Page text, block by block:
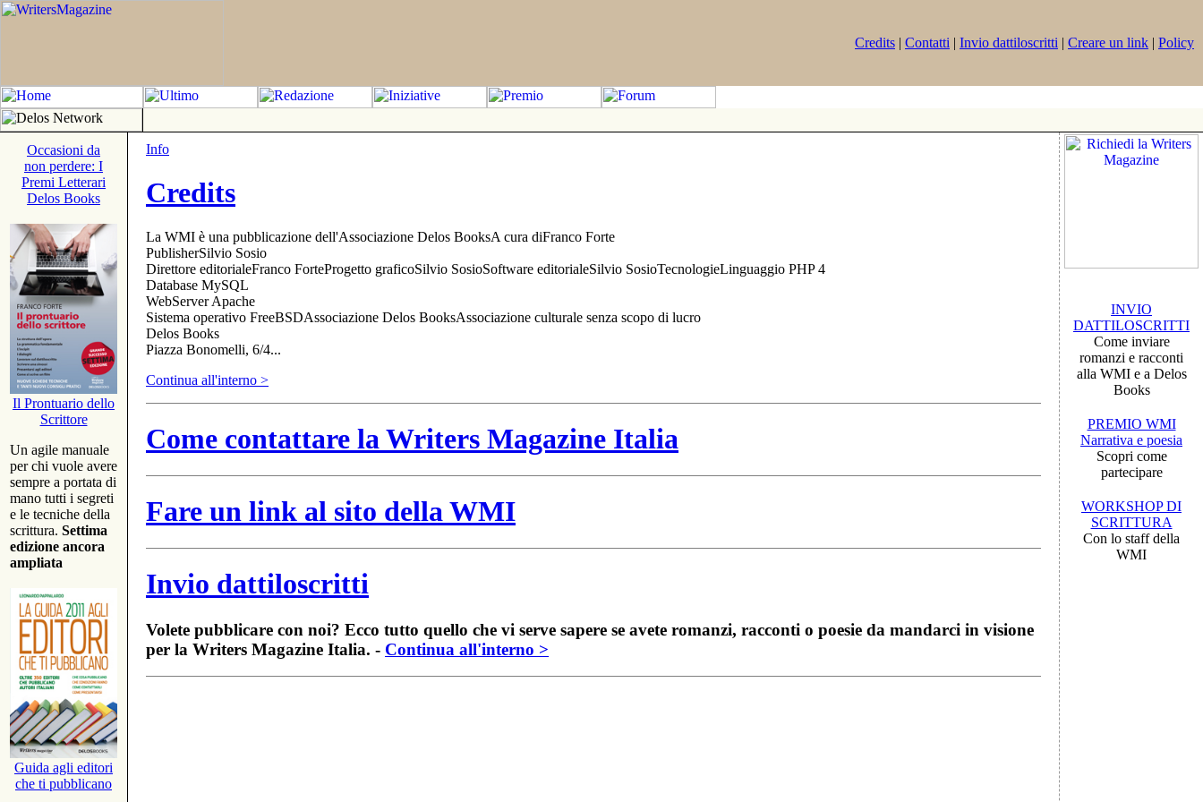
Credits | Contatti | Invio dattiloscritti | Creare un link | Policy
Occasioni da
non perdere: I
Premi Letterari
Delos Books
Il Prontuario dello
Scrittore
Un agile manuale
per chi vuole avere
sempre a portata di
mano tutti i segreti
e le tecniche della
scrittura. Settima
edizione ancora
ampliata
Guida agli editori
che ti pubblicano
Info
Credits
La WMI è una pubblicazione dell'Associazione Delos BooksA cura diFranco Forte
PublisherSilvio Sosio
Direttore editorialeFranco ForteProgetto graficoSilvio SosioSoftware editorialeSilvio SosioTecnologieLinguaggio PHP 4
Database MySQL
WebServer Apache
Sistema operativo FreeBSDAssociazione Delos BooksAssociazione culturale senza scopo di lucro
Delos Books
Piazza Bonomelli, 6/4...
Continua all'interno >
Come contattare la Writers Magazine Italia
Fare un link al sito della WMI
Invio dattiloscritti
Volete pubblicare con noi? Ecco tutto quello che vi serve sapere se avete romanzi, racconti o poesie da mandarci in visione
per la Writers Magazine Italia. - Continua all'interno >
INVIO
DATTILOSCRITTI
Come inviare
romanzi e racconti
alla WMI e a Delos
Books
PREMIO WMI
Narrativa e poesia
Scopri come
partecipare
WORKSHOP DI
SCRITTURA
Con lo staff della
WMI